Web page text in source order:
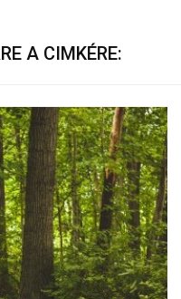
A CIMKÉRE: